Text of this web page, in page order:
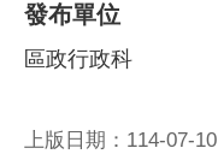
發布單位
區政行政科
上版日期：114-07-10